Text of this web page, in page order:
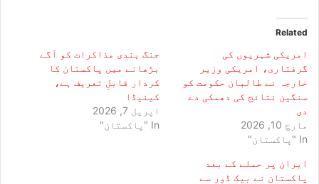
Related
امریکی شہریوں کی
گرفتاری، امریکی وزیر
خارجہ نے طالبان حکومت کو
سنگین نتائج کی دھمکی دے
دی
مارچ 10, 2026
In "پاکستان"
جنگ بندی مذاکرات کو آگے
بڑھانے میں پاکستان کا
کردار قابلِ تعریف ہے،
کینیڈا
اپریل 7, 2026
In "پاکستان"
ایران پر حملے کے بعد
پاکستان نے بیک ڈور سے